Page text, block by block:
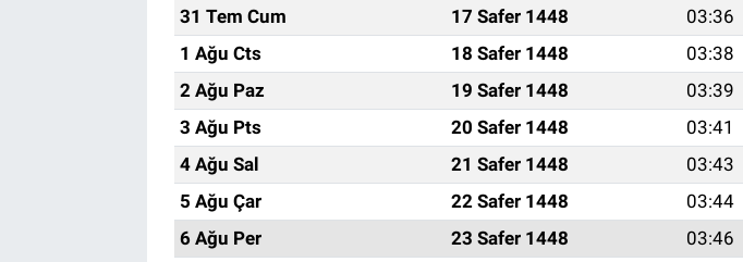
31 Tem Cum
17 Safer 1448 03:36
1 Ağu Cts
18 Safer 1448 03:38
2 Ağu Paz
19 Safer 1448 03:39
3 Ağu Pts
20 Safer 1448 03:41
4 Ağu Sal
21 Safer 1448 03:43
5 Ağu Çar
22 Safer 1448 03:44
6 Ağu Per
23 Safer 1448 03:46